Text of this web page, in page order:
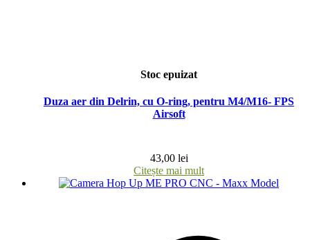
Stoc epuizat
Duza aer din Delrin, cu O-ring, pentru M4/M16- FPS
Airsoft
43,00 lei
Citește mai mult